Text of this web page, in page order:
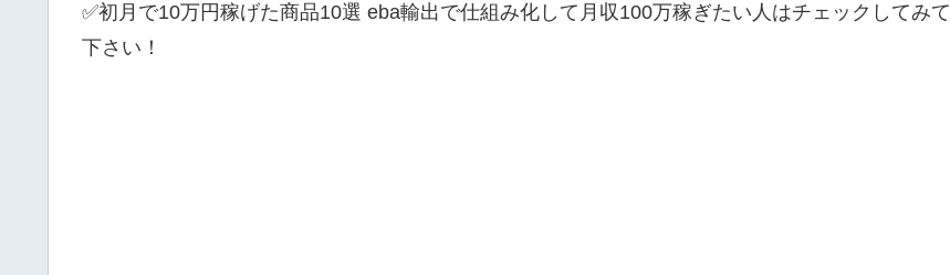
✅初月で10万円稼げた商品10選 eba輸出で仕組み化して月収100万稼ぎたい人はチェックしてみて
下さい！